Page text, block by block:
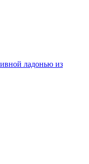
ладонью из